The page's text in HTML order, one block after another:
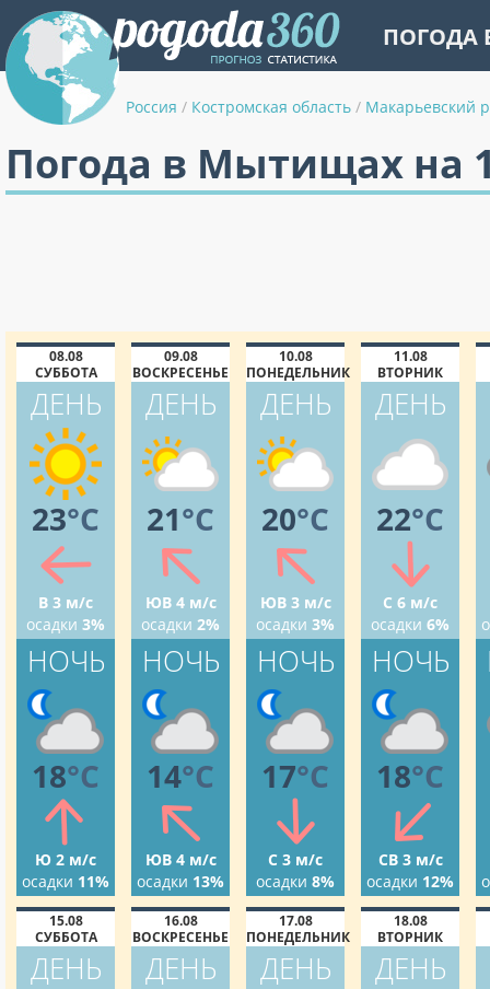
ПОГОДА
Россия / Костромская область / Макарьевский
Погода в Мытищах на
08.08
СУББОТА
ДЕНЬ
23°C
В 3 м/с
осадки 3%
НОЧЬ
18°C
Ю 2 м/с
осадки 11%
09.08
ВОСКРЕСЕНЬЕ
ДЕНЬ
21°C
ЮВ 4 м/с
осадки 2%
НОЧЬ
14°C
ЮВ 4 м/с
осадки 13%
10.08
ПОНЕДЕЛЬНИК
ДЕНЬ
20°C
ЮВ 3 м/с
осадки 3%
НОЧЬ
17°C
С 3 м/с
осадки 8%
11.08
ВТОРНИК
ДЕНЬ
22°C
С 6 м/с
осадки 6%
НОЧЬ
18°C
СВ 3 м/с
осадки 12%
15.08
СУББОТА
ДЕНЬ
16.08
ВОСКРЕСЕНЬЕ
ДЕНЬ
17.08
ПОНЕДЕЛЬНИК
ДЕНЬ
18.08
ВТОРНИК
ДЕНЬ